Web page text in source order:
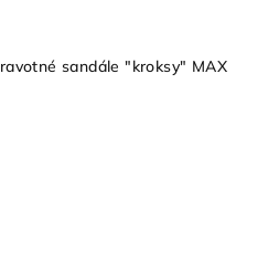
sandále "kroksy" MAX